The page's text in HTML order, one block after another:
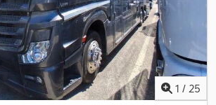
(TÜV) în numele dumneavoastră
de finanțare rapide și ușoare pentru clienții
exportului în afara UE, TVA-ul legal trebuie
și intermediari neautorizați sunt
le găsiți pe site-ul nostru. Răspundem cu
dumneavoastră. Limbi: germană și
rusă, bulgară, germană și engleză: . Toate
1 / 25